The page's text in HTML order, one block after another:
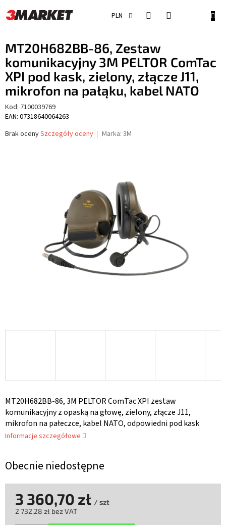
do
treści
PLN
MT20H682BB-86, Zestaw
komunikacyjny 3M PELTOR ComTac
XPI pod kask, zielony, złącze J11,
mikrofon na pałąku, kabel NATO
Kod: 7100039769
EAN: 07318640064263
Średnia
Brak ocenySzczegóły oceny Marka: 3M
Obecnie niedostępne
MT20H682BB-86, 3M PELTOR ComTac XPI zestaw
komunikacyjny z opaską na głowę, zielony, złącze J11,
mikrofon na pałeczce, kabel NATO, odpowiedni pod kask
Informacje szczegółowe
3 360,70 zł / szt
2 732,28 zł bez VAT